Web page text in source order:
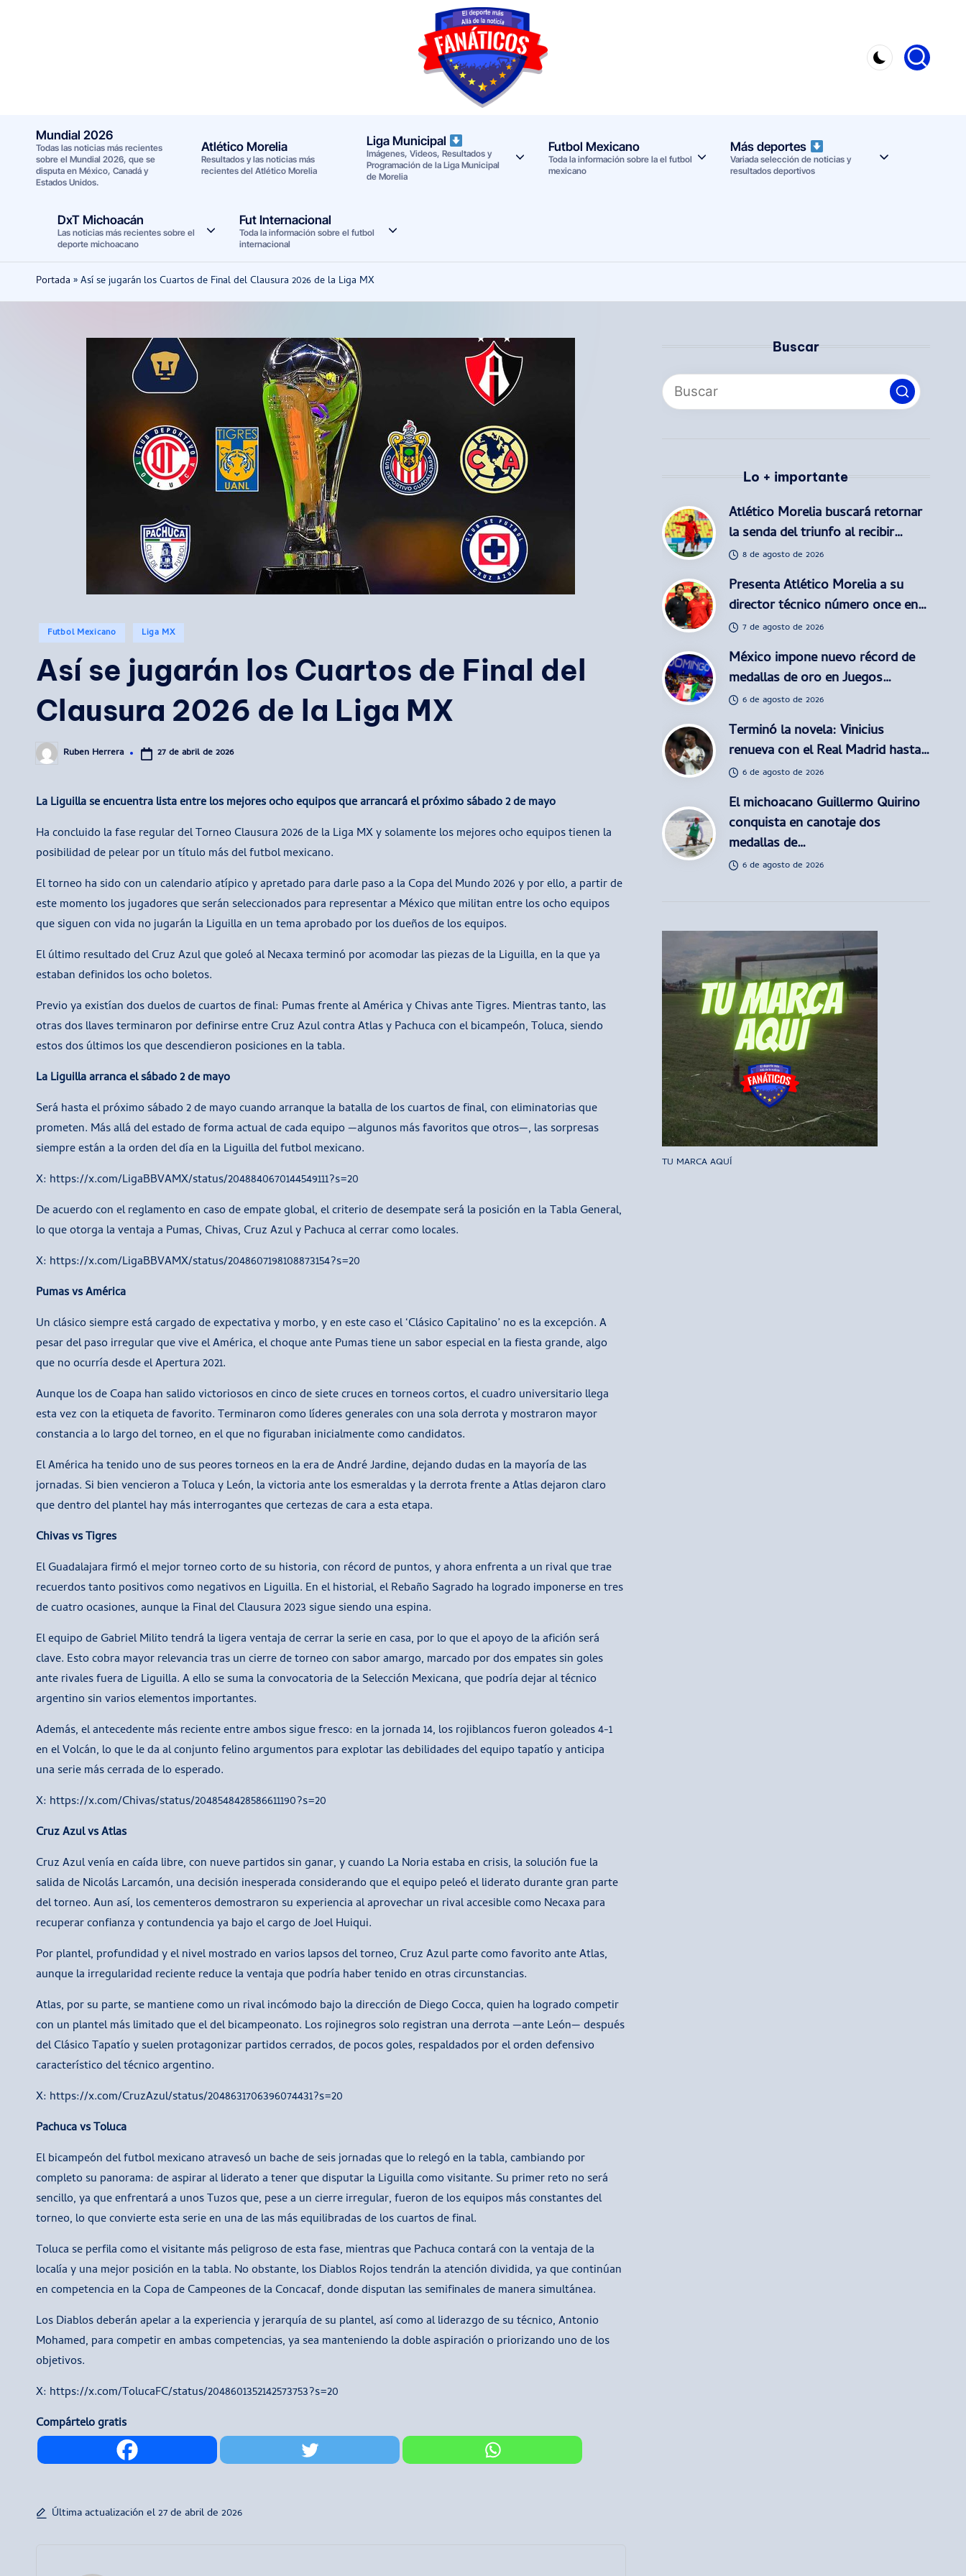
F
a
a
Noticias
deportivas
2026
Mundial 2026
Todas las noticias más recientes
sobre el Mundial 2026, que se
disputa en México, Canadá y
Estados Unidos.
Atlético Morelia
Resultados y las noticias más
recientes del Atlético Morelia
Liga Municipal
Imágenes, Videos, Resultados y
Programación de la Liga Municipal
de Morelia
Futbol Mexicano
Toda la información sobre la el futbol
mexicano
Más deportes
Variada selección de noticias y
resultados deportivos
DxT Michoacán
Las noticias más recientes sobre el
deporte michoacano
Fut Internacional
Toda la información sobre el futbol
internacional
Portada »Así se jugarán los Cuartos de Final del Clausura 2026 de la Liga MX
Publicado
en
Futbol Mexicano Liga MX
Así se jugarán los Cuartos de Final del
Clausura 2026 de la Liga MX
Publicado
por
Ruben Herrera 27 de abril de 2026
La Liguilla se encuentra lista entre los mejores ocho equipos que arrancará el próximo sábado 2 de mayo
Ha concluido la fase regular del Torneo Clausura 2026 de la Liga MX y solamente los mejores ocho equipos tienen la
posibilidad de pelear por un título más del futbol mexicano.
El torneo ha sido con un calendario atípico y apretado para darle paso a la Copa del Mundo 2026 y por ello, a partir de
este momento los jugadores que serán seleccionados para representar a México que militan entre los ocho equipos
que siguen con vida no jugarán la Liguilla en un tema aprobado por los dueños de los equipos.
El último resultado del Cruz Azul que goleó al Necaxa terminó por acomodar las piezas de la Liguilla, en la que ya
estaban definidos los ocho boletos.
Previo ya existían dos duelos de cuartos de final: Pumas frente al América y Chivas ante Tigres. Mientras tanto, las
otras dos llaves terminaron por definirse entre Cruz Azul contra Atlas y Pachuca con el bicampeón, Toluca, siendo
estos dos últimos los que descendieron posiciones en la tabla.
La Liguilla arranca el sábado 2 de mayo
Será hasta el próximo sábado 2 de mayo cuando arranque la batalla de los cuartos de final, con eliminatorias que
prometen. Más allá del estado de forma actual de cada equipo —algunos más favoritos que otros—, las sorpresas
siempre están a la orden del día en la Liguilla del futbol mexicano.
X: https://x.com/LigaBBVAMX/status/2048840670144549111?s=20
De acuerdo con el reglamento en caso de empate global, el criterio de desempate será la posición en la Tabla General,
lo que otorga la ventaja a Pumas, Chivas, Cruz Azul y Pachuca al cerrar como locales.
X: https://x.com/LigaBBVAMX/status/2048607198108873154?s=20
Pumas vs América
Un clásico siempre está cargado de expectativa y morbo, y en este caso el ‘Clásico Capitalino’ no es la excepción. A
pesar del paso irregular que vive el América, el choque ante Pumas tiene un sabor especial en la fiesta grande, algo
que no ocurría desde el Apertura 2021.
Aunque los de Coapa han salido victoriosos en cinco de siete cruces en torneos cortos, el cuadro universitario llega
esta vez con la etiqueta de favorito. Terminaron como líderes generales con una sola derrota y mostraron mayor
constancia a lo largo del torneo, en el que no figuraban inicialmente como candidatos.
El América ha tenido uno de sus peores torneos en la era de André Jardine, dejando dudas en la mayoría de las
jornadas. Si bien vencieron a Toluca y León, la victoria ante los esmeraldas y la derrota frente a Atlas dejaron claro
que dentro del plantel hay más interrogantes que certezas de cara a esta etapa.
Chivas vs Tigres
El Guadalajara firmó el mejor torneo corto de su historia, con récord de puntos, y ahora enfrenta a un rival que trae
recuerdos tanto positivos como negativos en Liguilla. En el historial, el Rebaño Sagrado ha logrado imponerse en tres
de cuatro ocasiones, aunque la Final del Clausura 2023 sigue siendo una espina.
El equipo de Gabriel Milito tendrá la ligera ventaja de cerrar la serie en casa, por lo que el apoyo de la afición será
clave. Esto cobra mayor relevancia tras un cierre de torneo con sabor amargo, marcado por dos empates sin goles
ante rivales fuera de Liguilla. A ello se suma la convocatoria de la Selección Mexicana, que podría dejar al técnico
argentino sin varios elementos importantes.
Además, el antecedente más reciente entre ambos sigue fresco: en la jornada 14, los rojiblancos fueron goleados 4-1
en el Volcán, lo que le da al conjunto felino argumentos para explotar las debilidades del equipo tapatío y anticipa
una serie más cerrada de lo esperado.
X: https://x.com/Chivas/status/2048548428586611190?s=20
Cruz Azul vs Atlas
Cruz Azul venía en caída libre, con nueve partidos sin ganar, y cuando La Noria estaba en crisis, la solución fue la
salida de Nicolás Larcamón, una decisión inesperada considerando que el equipo peleó el liderato durante gran parte
del torneo. Aun así, los cementeros demostraron su experiencia al aprovechar un rival accesible como Necaxa para
recuperar confianza y contundencia ya bajo el cargo de Joel Huiqui.
Por plantel, profundidad y el nivel mostrado en varios lapsos del torneo, Cruz Azul parte como favorito ante Atlas,
aunque la irregularidad reciente reduce la ventaja que podría haber tenido en otras circunstancias.
Atlas, por su parte, se mantiene como un rival incómodo bajo la dirección de Diego Cocca, quien ha logrado competir
con un plantel más limitado que el del bicampeonato. Los rojinegros solo registran una derrota —ante León— después
del Clásico Tapatío y suelen protagonizar partidos cerrados, de pocos goles, respaldados por el orden defensivo
característico del técnico argentino.
X: https://x.com/CruzAzul/status/2048631706396074431?s=20
Pachuca vs Toluca
El bicampeón del futbol mexicano atravesó un bache de seis jornadas que lo relegó en la tabla, cambiando por
completo su panorama: de aspirar al liderato a tener que disputar la Liguilla como visitante. Su primer reto no será
sencillo, ya que enfrentará a unos Tuzos que, pese a un cierre irregular, fueron de los equipos más constantes del
torneo, lo que convierte esta serie en una de las más equilibradas de los cuartos de final.
Toluca se perfila como el visitante más peligroso de esta fase, mientras que Pachuca contará con la ventaja de la
localía y una mejor posición en la tabla. No obstante, los Diablos Rojos tendrán la atención dividida, ya que continúan
en competencia en la Copa de Campeones de la Concacaf, donde disputan las semifinales de manera simultánea.
Los Diablos deberán apelar a la experiencia y jerarquía de su plantel, así como al liderazgo de su técnico, Antonio
Mohamed, para competir en ambas competencias, ya sea manteniendo la doble aspiración o priorizando uno de los
objetivos.
X: https://x.com/TolucaFC/status/2048601352142573753?s=20
Compártelo gratis
Última actualización el 27 de abril de 2026
Buscar
Lo + importante
Atlético Morelia buscará retornar
la senda del triunfo al recibir…
8 de agosto de 2026
Presenta Atlético Morelia a su
director técnico número once en…
7 de agosto de 2026
México impone nuevo récord de
medallas de oro en Juegos…
6 de agosto de 2026
Terminó la novela: Vinicius
renueva con el Real Madrid hasta…
6 de agosto de 2026
El michoacano Guillermo Quirino
conquista en canotaje dos
medallas de…
6 de agosto de 2026
TU MARCA AQUÍ